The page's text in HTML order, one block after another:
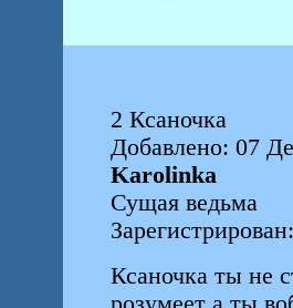
2 Ксаночка
Добавлено: 07
Karolinka
Сущая ведьма
Ксаночка ты не